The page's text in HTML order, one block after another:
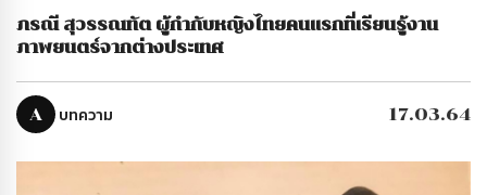
ภรณี สุวรรณทัต ผู้กำกับหญิงไทยคนแรกที่เรียนรู้งาน
ภาพยนตร์จากต่างประเทศ
A บทความ 17.03.64